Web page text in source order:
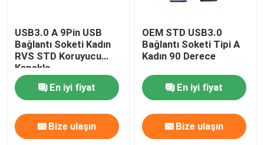
Elektrikli Araç Şarj Cihazı
USB3.0 A 9Pin USB
Bağlantı Soketi Kadın
RVS STD Koruyucu
Kapakla
En iyi fiyat
Bize ulaşın
OEM STD USB3.0
Bağlantı Soketi Tipi A
Kadın 90 Derece
En iyi fiyat
Bize ulaşın